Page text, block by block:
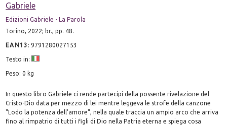
Gabriele
Edizioni Gabriele - La Parola
Torino, 2022; br., pp. 48.
EAN13 :9791280027153
Testo in:
Peso: 0 kg
In questo libro Gabriele ci rende partecipi della possente rivelazione del
Cristo-Dio data per mezzo di lei mentre leggeva le strofe della canzone
"Lodo la potenza dell'amore", nella quale traccia un ampio arco che arriva
fino al rimpatrio di tutti i figli di Dio nella Patria eterna e spiega cosa